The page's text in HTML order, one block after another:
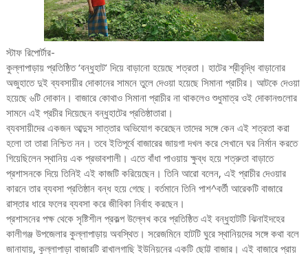
স্টাফ রিপোর্টার-
কুল্লাপাড়ায় প্রতিষ্ঠিত ‘বন্ধুহাট’ দিয়ে বাড়ানো হয়েছে শত্রতা। হাটের শ্রীবৃদ্ধি বাড়ানোর
অজুহাতে দুই ব্যবসায়ীর দোকানের সামনে তুলে দেওয়া হয়েছে সিমানা প্রাচীর। আটকে দেওয়া
হয়েছে ৬টি দোকান। বাজারে কোথাও সিমানা প্রাচীর না থাকলেও শুধুমাত্র ওই দোকানগুলোর
সামনে এই প্রচীর দিয়েছেন বন্ধুহাটের প্রতিষ্ঠাতারা।
ব্যবসায়ীদের একজন আব্দুস সাত্তার অভিযোগ করেছেন তাদের সঙ্গে কেন এই শত্রতা করা
হলো তা তারা নিশ্চিত নন। তবে ইতিপূর্বে বাজারের জায়গা দখল করে সেখানে ঘর নির্মান করতে
গিয়েছিলেন স্থানিয় এক প্রভাবশালী। এতে বাঁধা পাওয়ায় ক্ষুব্ধ হয়ে শত্রুতা বাড়াতে
প্রশাসনকে দিয়ে তিনিই এই কাজটি করিয়েছেন। তিনি আরো বলেন, এই প্রাচীর দেওয়ার
কারনে তার ব্যবসা প্রতিষ্ঠান বন্ধ হয়ে গেছে। বর্তমানে তিনি পাশ^বর্তী আরেকটি বাজারে
রাস্তার ধারে ফলের ব্যবসা করে জীবিকা নির্বাহ করছেন।
প্রশাসনের পক্ষ থেকে সৃষ্টিশীল প্রকল্প উল্লেখ করে প্রতিষ্ঠিত এই বন্ধুহাটটি ঝিনাইদহের
কালীগঞ্জ উপজেলার কুল্লাপাড়ায় অবস্থিত। সরেজমিনে হাটটি ঘুরে স্থানিয়দের সঙ্গে কথা বলে
জানাযায়, কুল্লাপাড়া বাজারটি রাখালগাছি ইউনিয়নের একটি ছোট্ট বাজার। এই বাজারে প্রায়